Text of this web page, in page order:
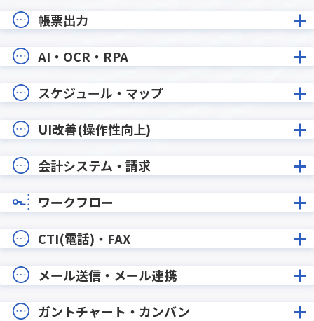
帳票出力
AI・OCR・RPA
スケジュール・マップ
UI改善(操作性向上)
会計システム・請求
ワークフロー
CTI(電話)・FAX
メール送信・メール連携
ガントチャート・カンバン